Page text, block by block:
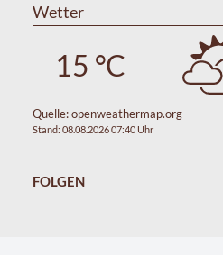
Wetter
15 °C
Quelle:openweathermap.org
Stand: 08.08.2026 07:40 Uhr
FOLGEN